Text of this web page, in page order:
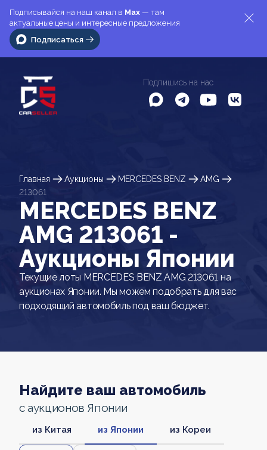
Подписывайся на наш канал в Max — там
актуальные цены и интересные предложения
Подписаться
Подпишись на нас
Главная Аукционы MERCEDES BENZ
AMG
213061
MERCEDES BENZ
AMG 213061 -
Аукционы Японии
Текущие лоты MERCEDES BENZ AMG 213061 на
аукционах Японии. Мы можем подобрать для вас
подходящий автомобиль под ваш бюджет.
Найдите ваш автомобиль
с аукционов Японии
из Китая из Японии из Кореи